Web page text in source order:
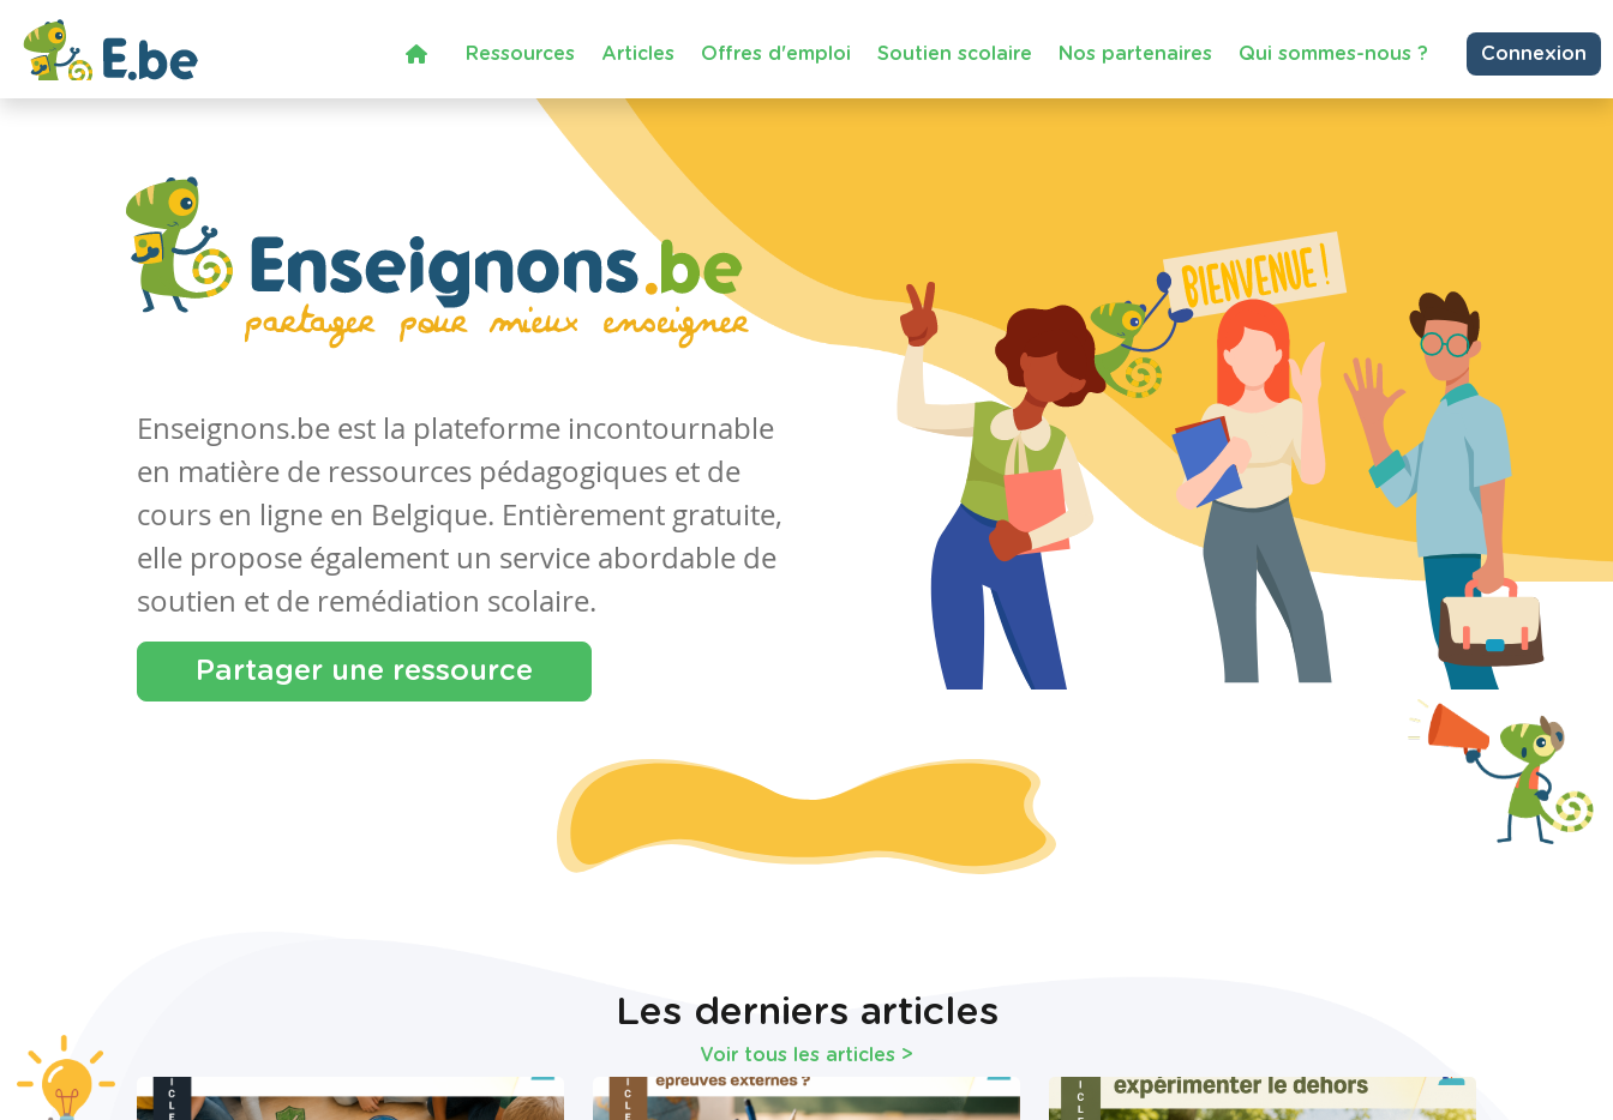
Ressources Articles Offres d'emploi Soutien scolaire Nos partenaires Qui sommes-nous ? Connexion
Enseignons.be est la plateforme incontournable
en matière de ressources pédagogiques et de
cours en ligne en Belgique. Entièrement gratuite,
elle propose également un service abordable de
soutien et de remédiation scolaire.
Partager une ressource
Les derniers articles
Voir tous les articles >